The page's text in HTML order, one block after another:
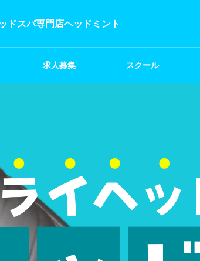
ドスパ専門店ヘッドミント
求人募集 スクール